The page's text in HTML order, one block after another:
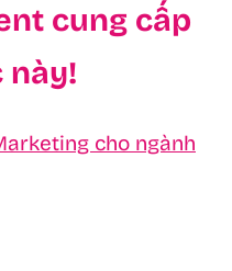
cung cấp
này!